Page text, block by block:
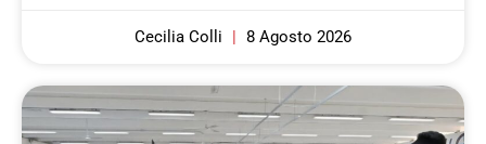
Cecilia Colli 8 Agosto 2026